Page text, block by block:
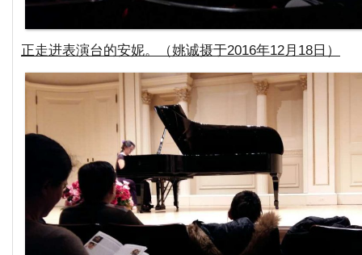
正走进表演台的安妮。（姚诚摄于2016年12月18日）